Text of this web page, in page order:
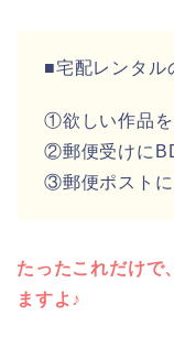
■宅配レンタル
①欲しい作品を
②郵便受けに
③郵便ポスト
たったこれだけで
ますよ♪